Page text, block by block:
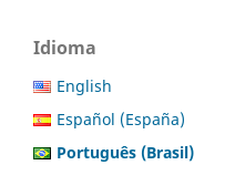
Idioma
English
Español (España)
Português (Brasil)